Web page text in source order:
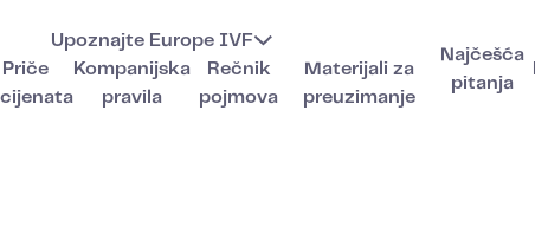
Upoznajte Europe IVF
Priče
Kompanijska
pravila
Rečnik
pojmova
Materijali za
preuzimanje
Najčešća
pitanja